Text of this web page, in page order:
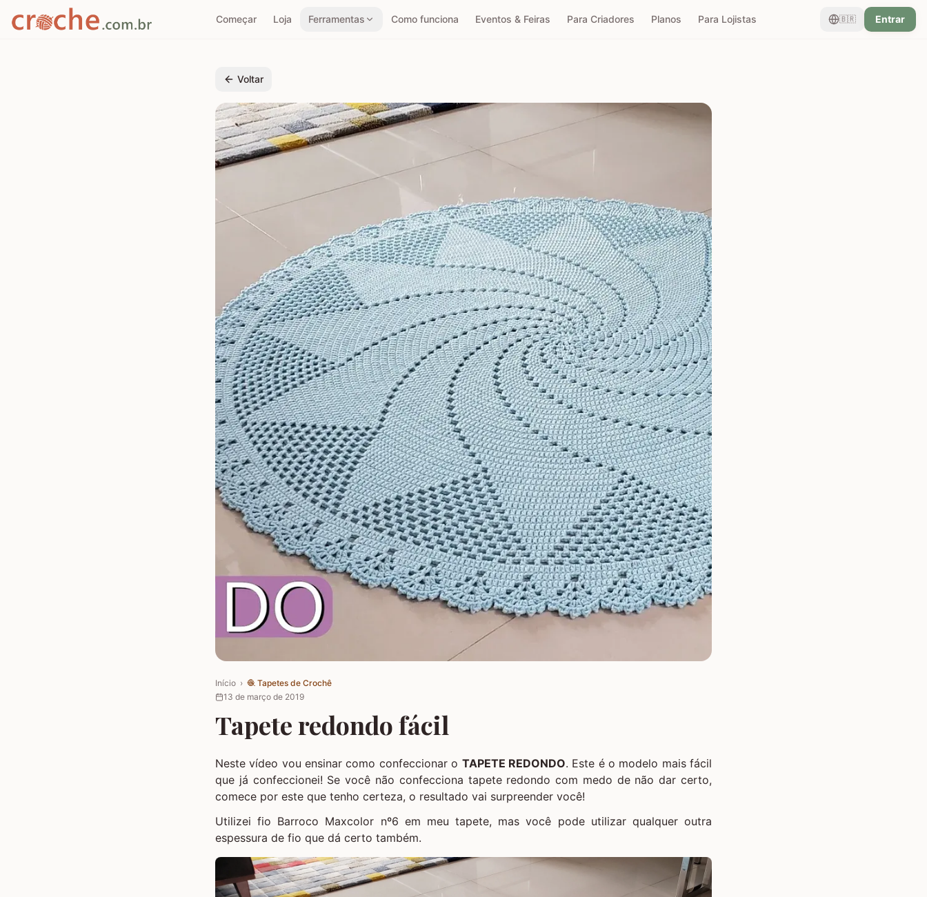
Começar Loja Ferramentas Como funciona Eventos & Feiras Para Criadores Planos Para Lojistas 🇧🇷 Entrar
Voltar
Início › 🧶 Tapetes de Crochê
13 de março de 2019
Tapete redondo fácil
Neste vídeo vou ensinar como confeccionar o TAPETE REDONDO. Este é o modelo mais fácil
que já confeccionei! Se você não confecciona tapete redondo com medo de não dar certo,
comece por este que tenho certeza, o resultado vai surpreender você!
Utilizei fio Barroco Maxcolor nº6 em meu tapete, mas você pode utilizar qualquer outra
espessura de fio que dá certo também.